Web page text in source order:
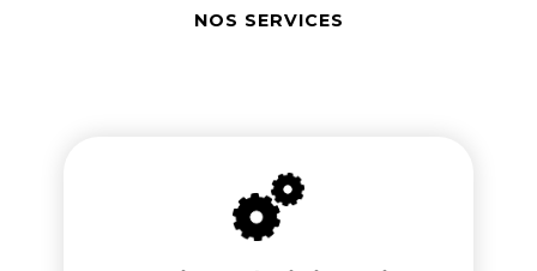
NOS SERVICES